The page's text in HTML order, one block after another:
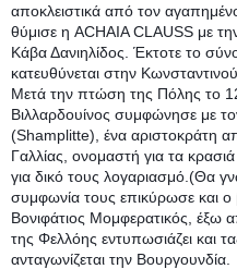
αποκλειστικά από τον
θύμισε η ACHAIA CLAUSS με
Κάβα Δανιηλίδος. Έκτοτε το
κατευθύνεται στην
Μετά την πτώση της Πόλης το
Βιλλαρδουίνος συμφώνησε με
(Shamplitte), ένα αριστοκράτη
Γαλλίας, ονομαστή για τα
για δικό τους λογαριασμό.(Θα
συμφωνία τους επικύρωσε και ο
Βονιφάτιος Μομφερατικός,
της Φελλόης εντυπωσιάζει και
ανταγωνίζεται την Βουργουνδία.